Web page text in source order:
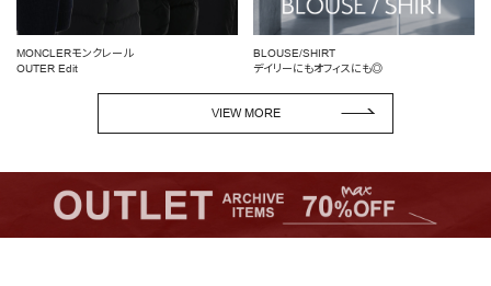
BLOUSE/SHIRT
デイリーにもオフィスにも◎
女性らしいシルエットを引き立てる
ペプラムトップス
VIEW MORE